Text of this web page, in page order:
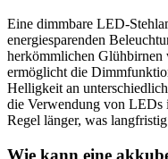
Eine dimmbare LED-
energiesparenden
herkömmlichen Glühbirnen
ermöglicht die
Helligkeit an
die Verwendung von LEDs
Regel länger, was
Wie kann eine